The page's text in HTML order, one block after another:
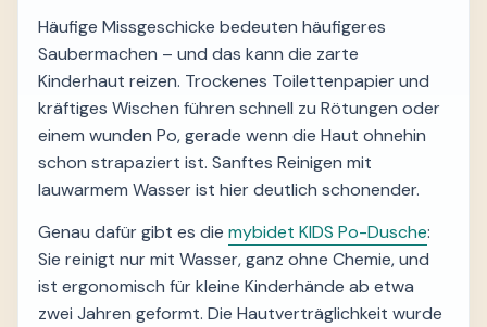
Häufige Missgeschicke bedeuten häufigeres
Saubermachen – und das kann die zarte
Kinderhaut reizen. Trockenes Toilettenpapier und
kräftiges Wischen führen schnell zu Rötungen oder
einem wunden Po, gerade wenn die Haut ohnehin
schon strapaziert ist. Sanftes Reinigen mit
lauwarmem Wasser ist hier deutlich schonender.
Genau dafür gibt es die mybidet KIDS Po-Dusche:
Sie reinigt nur mit Wasser, ganz ohne Chemie, und
ist ergonomisch für kleine Kinderhände ab etwa
zwei Jahren geformt. Die Hautverträglichkeit wurde